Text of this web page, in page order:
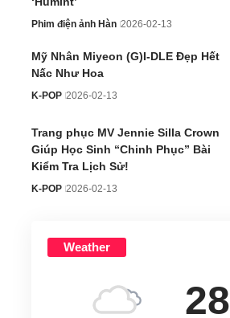
Phim điện ảnh Hàn 2026-02-13
Mỹ Nhân Miyeon (G)I-DLE Đẹp Hết
Nấc Như Hoa
K-POP 2026-02-13
Trang phục MV Jennie Silla Crown
Giúp Học Sinh “Chinh Phục” Bài
Kiểm Tra Lịch Sử!
K-POP 2026-02-13
Weather
28